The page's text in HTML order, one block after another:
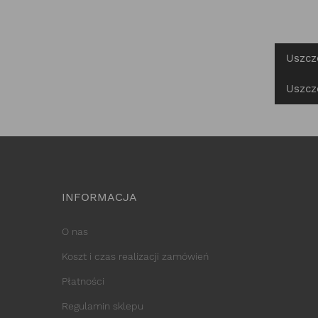
INFORMACJA
O nas
Koszt i czas realizacji zamówień
Płatności
Regulamin sklepu